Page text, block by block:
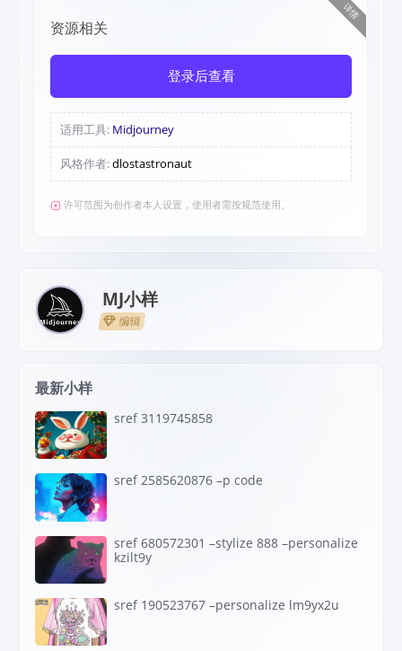
详情
资源相关
登录后查看
适用工具: Midjourney
风格作者:dlostastronaut
许可范围为创作者本人设置，使用者需按规范使用。
MJ小样
编辑
最新小样
sref 3119745858
sref 2585620876 –p code
sref 680572301 –stylize 888 –personalize
kzilt9y
sref 190523767 –personalize lm9yx2u